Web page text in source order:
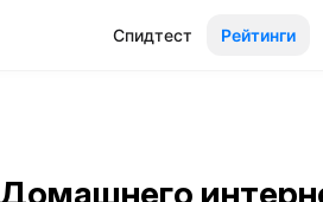
Спидтест Рейтинги